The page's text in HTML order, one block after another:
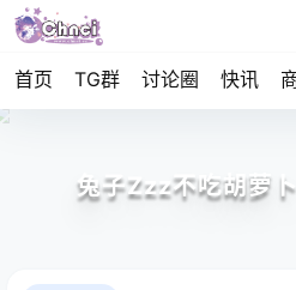
首页 TG群 讨论圈 快讯
兔子Zzz不吃胡萝